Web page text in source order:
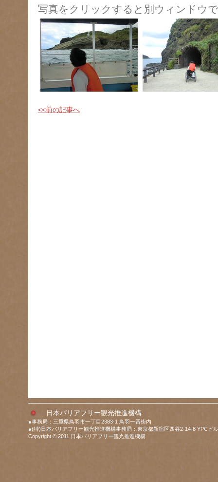
写真をクリックすると別ウィンドウ
<<前の記事へ
日本バリアフリー観光推進機構
●事務局：三重県鳥羽市一丁目2383-1 鳥羽一番街内
●(特)日本バリアフリー観光推進機構事務局：東京都新宿区四谷2-14-8 YPCビ
Copyright © 2011 日本バリアフリー観光推進機構